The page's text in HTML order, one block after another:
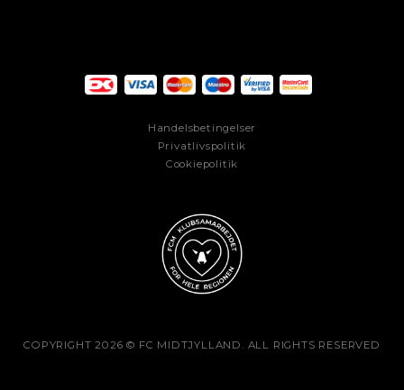
Handelsbetingelser
Privatlivspolitik
Cookiepolitik
COPYRIGHT 2026 © FC MIDTJYLLAND. ALL RIGHTS RESERVED